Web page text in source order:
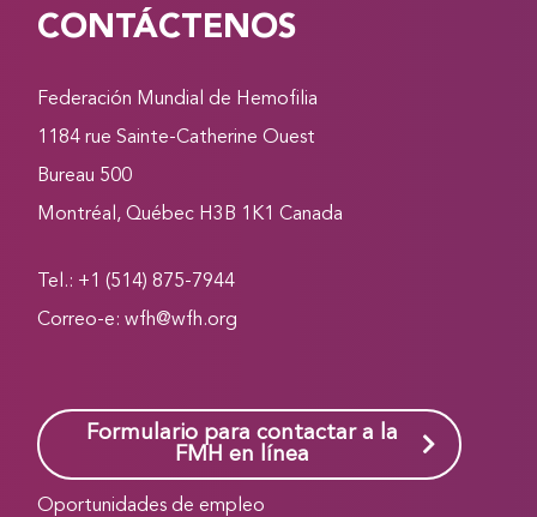
CONTÁCTENOS
Federación Mundial de Hemofilia
1184 rue Sainte-Catherine Ouest
Bureau 500
Montréal, Québec H3B 1K1 Canada
Tel.: +1 (514) 875-7944
Correo-e:wfh@wfh.org
Formulario para contactar a la
FMH en línea
Oportunidades de empleo